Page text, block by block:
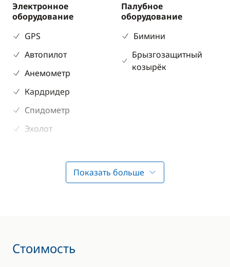
Электронное
оборудование
GPS
Автопилот
Анемометр
Кардридер
Спидометр
Эхолот
Палубное
оборудование
Бимини
Брызгозащитный
козырёк
Холодильник
Показать больше
Стоимость